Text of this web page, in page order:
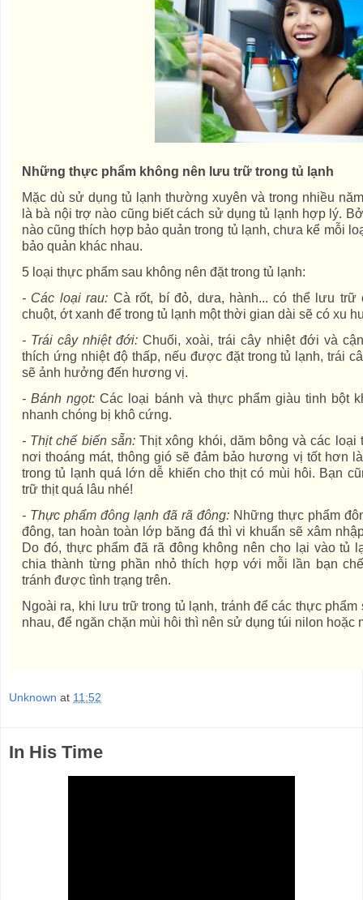
Những thực phẩm không nên lưu trữ trong tủ lạnh
Mặc dù sử dụng tủ lạnh thường xuyên và trong nhiều
là bà nội trợ nào cũng biết cách sử dụng tủ lạnh hợp lý.
nào cũng thích hợp bảo quản trong tủ lạnh, chưa kể mỗi
bảo quản khác nhau.
5 loại thực phẩm sau không nên đặt trong tủ lạnh:
- Các loại rau: Cà rốt, bí đỏ, dưa, hành... có thể lưu
chuột, ớt xanh để trong tủ lạnh một thời gian dài sẽ có xu
- Trái cây nhiệt đới:Chuối, xoài, trái cây nhiệt đới và
thích ứng nhiệt độ thấp, nếu được đặt trong tủ lạnh, trái
sẽ ảnh hưởng đến hương vị.
- Bánh ngọt:Các loại bánh và thực phẩm giàu tinh bột
nhanh chóng bị khô cứng.
- Thịt chế biến sẵn:Thịt xông khói, dăm bông và các loại
nơi thoáng mát, thông gió sẽ đảm bảo hương vị tốt hơn
trong tủ lạnh quá lớn dễ khiến cho thịt có mùi hôi. Bạn
trữ thịt quá lâu nhé!
- Thực phẩm đông lạnh đã rã đông: Những thực phẩm
đông, tan hoàn toàn lớp băng đá thì vi khuẩn sẽ xâm
Do đó, thực phẩm đã rã đông không nên cho lại vào tủ
chia thành từng phần nhỏ thích hợp với mỗi lần bạn
tránh được tình trạng trên.
Ngoài ra, khi lưu trữ trong tủ lạnh, tránh để các thực
nhau, để ngăn chặn mùi hôi thì nên sử dụng túi nilon hoặc
Unknown at 11:52
In His Time